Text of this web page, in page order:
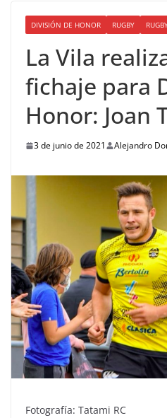
DIVISIÓN DE HONOR RUGBY
La Vila
fichaje para
Honor: Joan
3 de junio de 2021 Alejandro
Fotografía: Tatami RC